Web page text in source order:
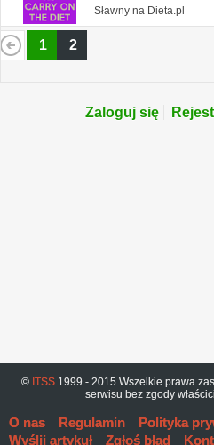
Sławny na Dieta.pl
1 2
Zaloguj się
© ITSS 1999 - 2015 Wszelkie prawa
serwisu bez zgody
O nas Regulamin Polityka
Wyślij artykuł
Zgłoś błąd